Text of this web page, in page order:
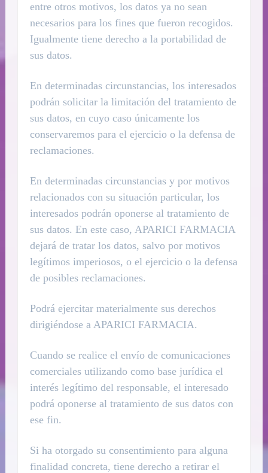
entre otros motivos, los datos ya no sean
necesarios para los fines que fueron recogidos.
Igualmente tiene derecho a la portabilidad de
sus datos.
En determinadas circunstancias, los interesados
podrán solicitar la limitación del tratamiento de
sus datos, en cuyo caso únicamente los
conservaremos para el ejercicio o la defensa de
reclamaciones.
En determinadas circunstancias y por motivos
relacionados con su situación particular, los
interesados podrán oponerse al tratamiento de
sus datos. En este caso, APARICI FARMACIA
dejará de tratar los datos, salvo por motivos
legítimos imperiosos, o el ejercicio o la defensa
de posibles reclamaciones.
Podrá ejercitar materialmente sus derechos
dirigiéndose a APARICI FARMACIA.
Cuando se realice el envío de comunicaciones
comerciales utilizando como base jurídica el
interés legítimo del responsable, el interesado
podrá oponerse al tratamiento de sus datos con
ese fin.
Si ha otorgado su consentimiento para alguna
finalidad concreta, tiene derecho a retirar el